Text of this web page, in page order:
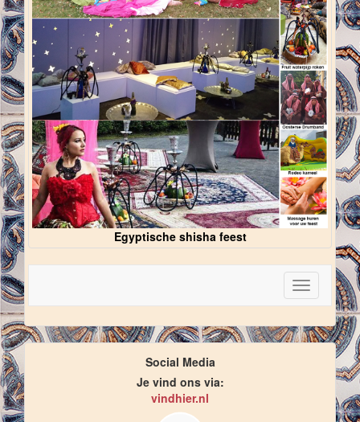
Egyptische shisha feest
Toggle
navigation
Social Media
Je vind ons via:
vindhier.nl